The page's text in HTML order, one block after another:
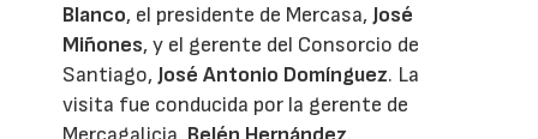
Blanco, el presidente de Mercasa, José
Miñones, y el gerente del Consorcio de
Santiago, José Antonio Domínguez. La
visita fue conducida por la gerente de